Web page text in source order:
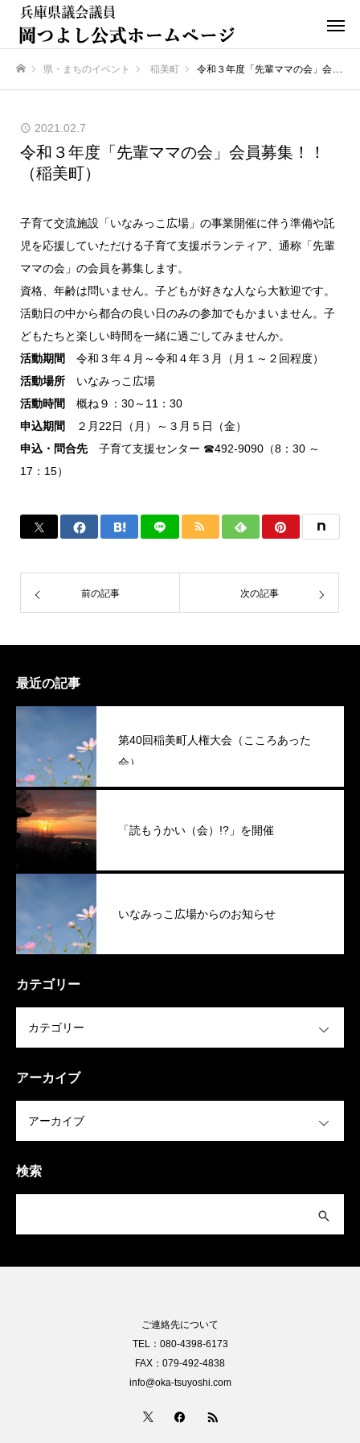
県・まちのイベント 稲美町 令和３年度「先輩ママの会」会員募集！！（稲美町）
2021.02.7
令和３年度「先輩ママの会」会員募集！！
（稲美町）
子育て交流施設「いなみっこ広場」の事業開催に伴う準備や託
児を応援していただける子育て支援ボランティア、通称「先輩
ママの会」の会員を募集します。
資格、年齢は問いません。子どもが好きな人なら大歓迎です。
活動日の中から都合の良い日のみの参加でもかまいません。子
どもたちと楽しい時間を一緒に過ごしてみませんか。
活動期間
令和３年４月～令和４年３月（月１～２回程度）
活動場所 いなみっこ広場
活動時間
概ね９：30～11：30
申込期間
２月22日（月）～３月５日（金）
申込・問合先子育て支援センター ☎492-9090（8：30 ～
17：15）
前の記事 次の記事
最近の記事
第40回稲美町人権大会（こころあった
会）
「読もうかい（会）!?」を開催
いなみっこ広場からのお知らせ
カテゴリー
アーカイブ
検索
ご連絡先について
TEL：080-4398-6173
FAX：079-492-4838
info@oka-tsuyoshi.com